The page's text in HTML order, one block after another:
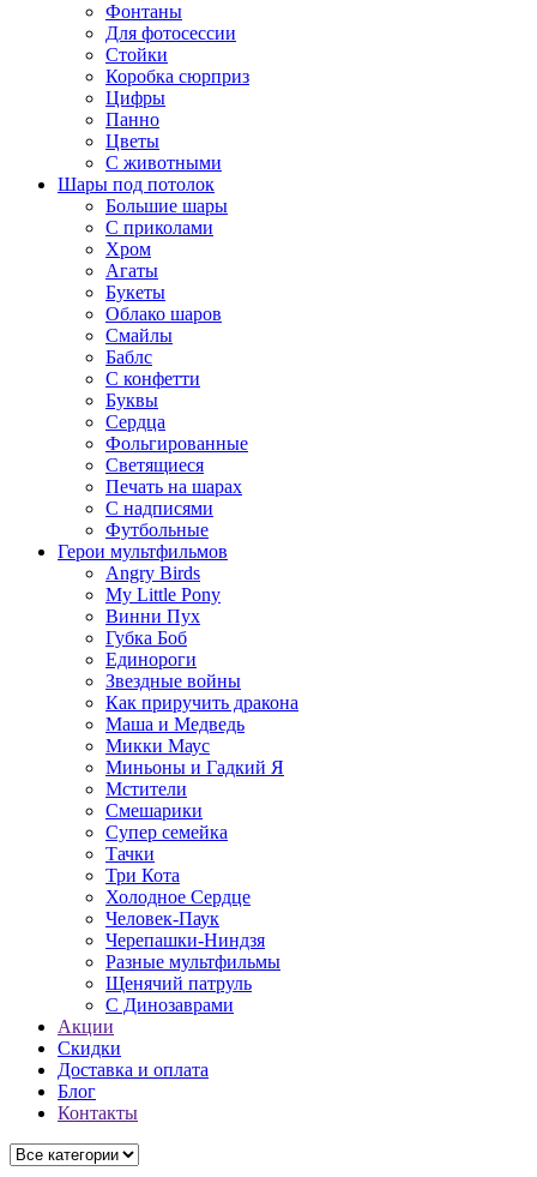
Фонтаны
Для фотосессии
Стойки
Коробка сюрприз
Цифры
Панно
Цветы
С животными
Шары под потолок
Большие шары
С приколами
Хром
Агаты
Букеты
Облако шаров
Смайлы
Баблс
С конфетти
Буквы
Сердца
Фольгированные
Светящиеся
Печать на шарах
С надписями
Футбольные
Герои мультфильмов
Angry Birds
My Little Pony
Винни Пух
Губка Боб
Единороги
Звездные войны
Как приручить дракона
Маша и Медведь
Микки Маус
Миньоны и Гадкий Я
Мстители
Смешарики
Супер семейка
Тачки
Три Кота
Холодное Сердце
Человек-Паук
Черепашки-Ниндзя
Разные мультфильмы
Щенячий патруль
C Динозаврами
Акции
Скидки
Доставка и оплата
Блог
Контакты